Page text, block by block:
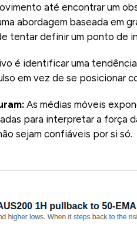
até encontrar um
abordagem baseada em
tentar definir um ponto de
é identificar uma tendência
em vez de se posicionar
As médias móveis
para interpretar a força
sejam confiáveis por si só.